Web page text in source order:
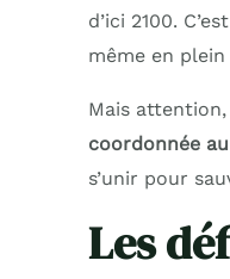
d’ici 2100.
même en plein
Mais
coordonnée
s’unir pour
Les